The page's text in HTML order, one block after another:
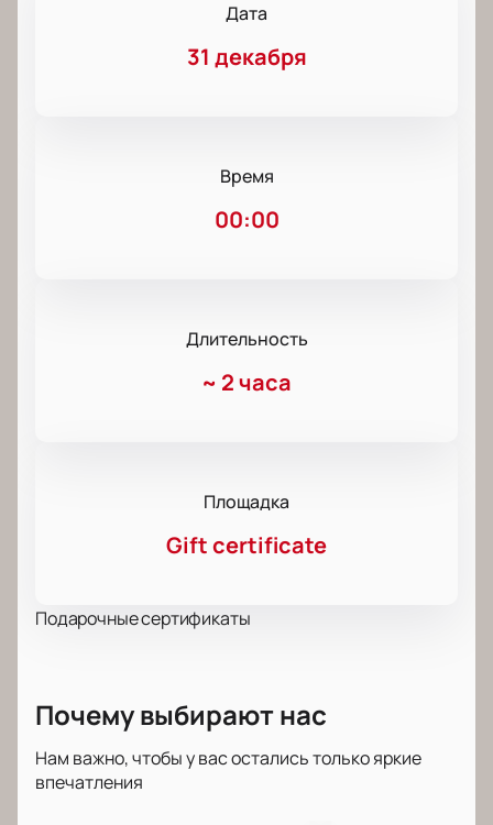
Дата
31 декабря
Время
00:00
Длительность
~ 2 часа
Площадка
Gift certificate
Подарочные сертификаты
Почему выбирают нас
Нам важно, чтобы у вас остались только яркие
впечатления